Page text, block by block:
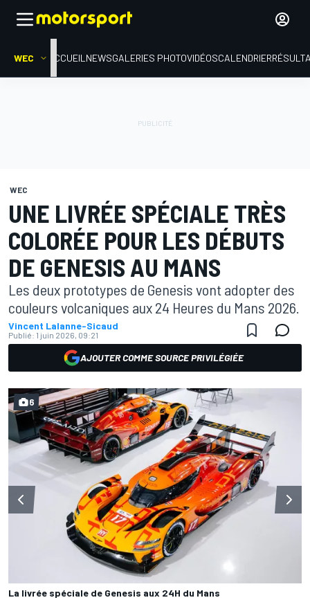
WEC ACCUEIL NEWSGALERIES PHOTOVIDÉOSCALENDRIER
WEC
UNE LIVRÉE SPÉCIALE TRÈS
COLORÉE POUR LES DÉBUTS
DE GENESIS AU MANS
Les deux prototypes de Genesis vont adopter des
couleurs volcaniques aux 24 Heures du Mans 2026.
Vincent Lalanne-Sicaud
Publié: 1 juin 2026, 09:21
AJOUTER COMME SOURCE PRIVILÉGIÉE
La livrée spéciale de Genesis aux 24H du Mans
6